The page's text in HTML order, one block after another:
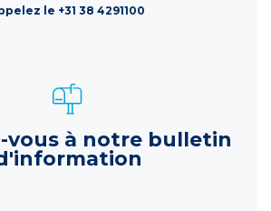
le +31 38 4291100
vous à notre bulletin